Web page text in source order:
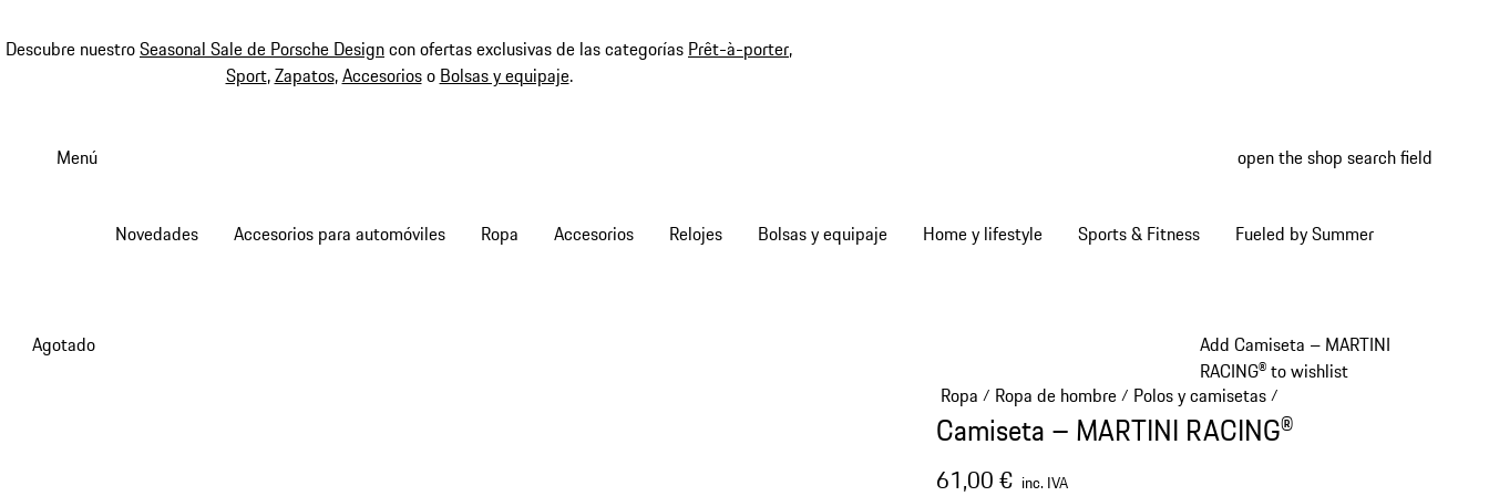
Descubre nuestroSeasonal Sale de Porsche Designcon ofertas exclusivas de las categorías Prêt-à-porter,
Sport,Zapatos,Accesorioso Bolsas y equipaje.
Menú open the shop search field
Novedades Accesorios para automóviles Ropa Accesorios Relojes Bolsas y equipaje Home y lifestyle Sports & Fitness Fueled by Summer
Add Camiseta – MARTINI
RACING® to wishlist
Agotado
Ropa / Ropa de hombre/ Polos y camisetas/
Camiseta – MARTINI RACING®
61,00 € inc. IVA